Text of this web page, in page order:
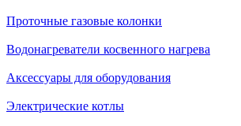
Проточные газовые колонки
Водонагреватели косвенного нагрева
Аксессуары для оборудования
Электрические котлы